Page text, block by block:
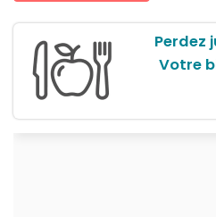
Perdez
Votre